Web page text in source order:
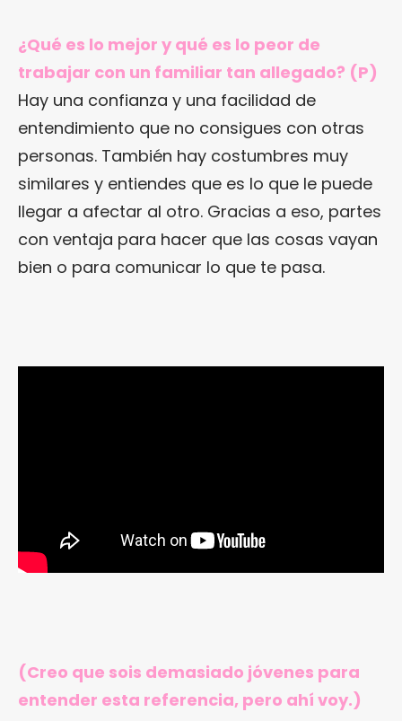
¿Qué es lo mejor y qué es lo peor de
trabajar con un familiar tan allegado? (P)
Hay una confianza y una facilidad de
entendimiento que no consigues con otras
personas. También hay costumbres muy
similares y entiendes que es lo que le puede
llegar a afectar al otro. Gracias a eso, partes
con ventaja para hacer que las cosas vayan
bien o para comunicar lo que te pasa.
(Creo que sois demasiado jóvenes para
entender esta referencia, pero ahí voy.)